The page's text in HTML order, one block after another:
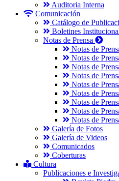
Auditoria Interna
Comunicación
Catálogo de
Boletines
Notas de Prensa
Notas de
Notas de
Notas de
Notas de
Notas de
Notas de
Notas de
Notas de
Notas de
Galería de Fotos
Galería de Videos
Comunicados
Coberturas
Cultura
Publicaciones e